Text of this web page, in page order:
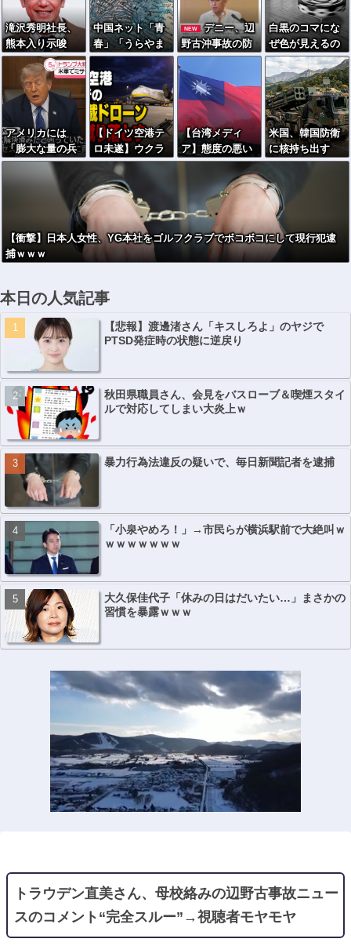
滝沢秀明社長、
熊本入り示唆
「男手が必要。
時間を見つけて
行きたい」
中国ネット「青
春」「うらやま
しい」「アニメ
の世界が現実
に」
NEW
デニー、辺
野古沖事故の防
カメ映像「遺族
の気持ち踏まえ
たものかくみ取
り切れず」
白黒のコマにな
ぜ色が見えるの
か 200年の謎を
AIが解明！
アメリカには
「膨大な量の兵
器がある」トラ
ンプ大統領が主
張…在庫枯渇の
【ドイツ空港テ
ロ未遂】ウクラ
イナ機に爆発物
搭載ドローン接
近→空港職員が
蹴り落とす 偶然
起爆せず最悪の
事態回避「高性
能C4搭載してい
【台湾メディ
ア】態度の悪い
日本の店員を黙
らせる方法
米国、韓国防衛
に核持ち出す
か…中ロに備え
「短距離戦術
核」を検討！
【衝撃】日本人女性、YG本社をゴルフクラブでボコボコにして現行犯逮
捕ｗｗｗ
本日の人気記事
【悲報】渡邊渚さん「キスしろよ」のヤジで
PTSD発症時の状態に逆戻り
秋田県職員さん、会見をバスローブ＆喫煙スタイ
ルで対応してしまい大炎上ｗ
暴力行為法違反の疑いで、毎日新聞記者を逮捕
「小泉やめろ！」→市民らが横浜駅前で大絶叫ｗ
ｗｗｗｗｗｗｗ
大久保佳代子「休みの日はだいたい…」まさかの
習慣を暴露ｗｗｗ
トラウデン直美さん、母校絡みの辺野古事故ニュー
スのコメント“完全スルー”→視聴者モヤモヤ